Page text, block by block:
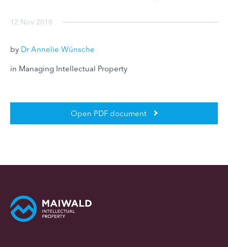
12 Nov 2018
by Dr Annelie Wünsche
in Managing Intellectual Property
Open PDF document